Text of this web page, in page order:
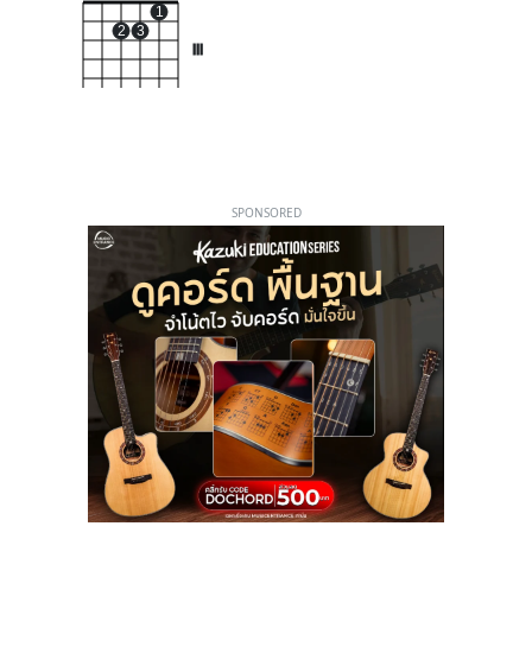
2 3
1
SPONSORED